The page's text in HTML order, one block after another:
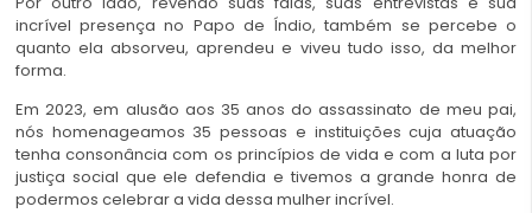
incrível presença no Papo de Índio, também se percebe o
quanto ela absorveu, aprendeu e viveu tudo isso, da melhor
forma.
Em 2023, em alusão aos 35 anos do assassinato de meu pai,
nós homenageamos 35 pessoas e instituições cuja atuação
tenha consonância com os princípios de vida e com a luta por
justiça social que ele defendia e tivemos a grande honra de
podermos celebrar a vida dessa mulher incrível.